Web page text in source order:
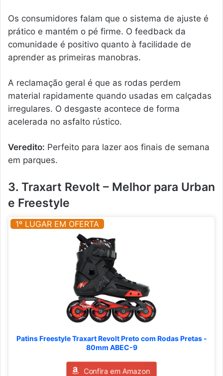
Os consumidores falam que o sistema de ajuste é
prático e mantém o pé firme. O feedback da
comunidade é positivo quanto à facilidade de
aprender as primeiras manobras.
A reclamação geral é que as rodas perdem
material rapidamente quando usadas em calçadas
irregulares. O desgaste acontece de forma
acelerada no asfalto rústico.
Veredito: Perfeito para lazer aos finais de semana
em parques.
3. Traxart Revolt – Melhor para Urban
e Freestyle
1º LUGAR EM OFERTA
Patins Freestyle Traxart Revolt Preto com Rodas Pretas -
80mm ABEC-9
Confira em Amazon